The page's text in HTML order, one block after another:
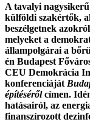
A tavalyi nagysikerű
külföldi szakértők,
beszélgetnek
melyeket a
állampolgárai a
én Budapest
CEU Demokrácia
konferenciáját
építésérőlcímen.
hatásairól, az
finanszírozott